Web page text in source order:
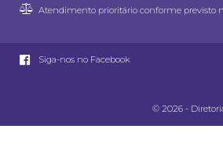
Atendimento prioritário conforme previsto
Siga-nos no Facebook
© 2026 -